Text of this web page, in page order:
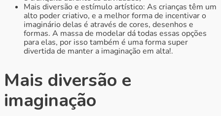
Mais diversão e estímulo artístico: As crianças têm um
alto poder criativo, e a melhor forma de incentivar o
imaginário delas é através de cores, desenhos e
formas. A massa de modelar dá todas essas opções
para elas, por isso também é uma forma super
divertida de manter a imaginação em alta!.
Mais diversão e
imaginação